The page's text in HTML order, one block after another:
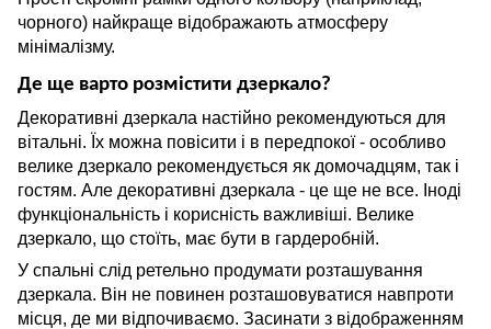
чорного) найкраще відображають атмосферу
мінімалізму.
Де ще варто розмістити дзеркало?
Декоративні дзеркала настійно рекомендуються для
вітальні. Їх можна повісити і в передпокої - особливо
велике дзеркало рекомендується як домочадцям, так і
гостям. Але декоративні дзеркала - це ще не все. Іноді
функціональність і корисність важливіші. Велике
дзеркало, що стоїть, має бути в гардеробній.
У спальні слід ретельно продумати розташування
дзеркала. Він не повинен розташовуватися навпроти
місця, де ми відпочиваємо. Засинати з відображенням